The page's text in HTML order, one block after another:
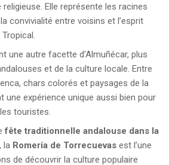
Elle représente les racines
convivialité entre voisins et l’esprit
une autre facette d’Almuñécar, plus
et de la culture locale. Entre
chars colorés et paysages de la
une expérience unique aussi bien pour
touristes.
fête traditionnelle andalouse dans la
, la Romería de Torrecuevas est l’une
de découvrir la culture populaire